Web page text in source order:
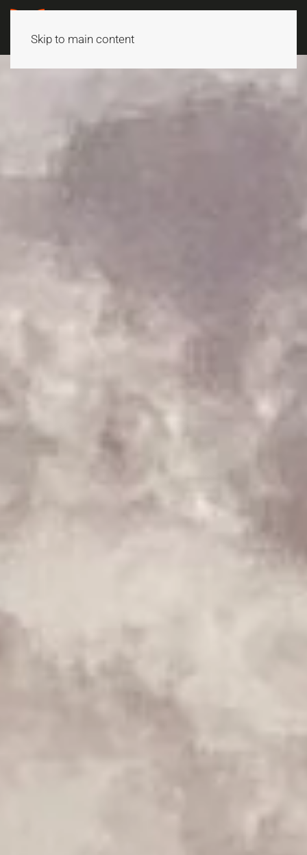
Skip to main content